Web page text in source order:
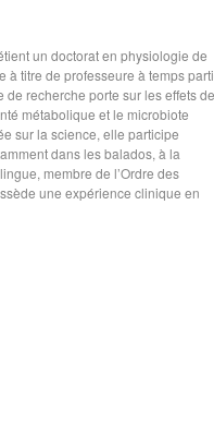
un doctorat en physiologie de
à titre de professeure à temps
recherche porte sur les effets
métabolique et le microbiote
sur la science, elle participe
dans les balados, à la
membre de l’Ordre des
une expérience clinique en